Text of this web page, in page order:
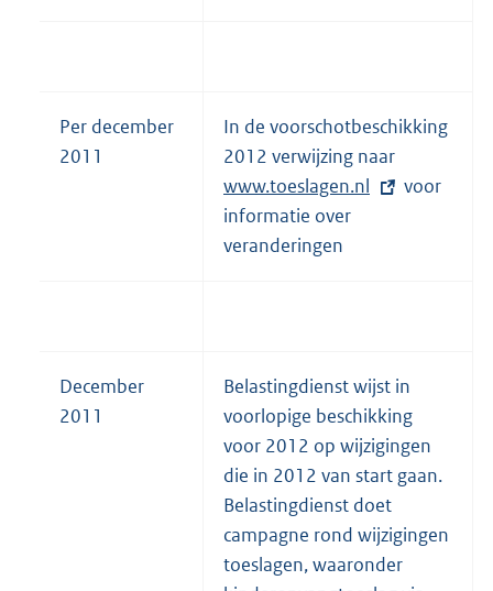
Per december
2011
In de voorschotbeschikking
2012 verwijzing naar
x
i
n
k
:
www.toeslagen.nl
voor
informatie over
veranderingen
December
2011
Belastingdienst wijst in
voorlopige beschikking
voor 2012 op wijzigingen
die in 2012 van start gaan.
Belastingdienst doet
campagne rond wijzigingen
toeslagen, waaronder